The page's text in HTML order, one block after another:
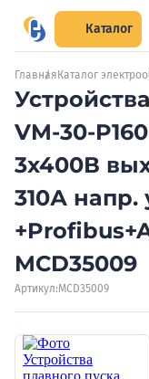
Каталог
Главная Каталог
VM-30-
3х400В
310А напр.
MCD35009
Артикул:MCD35009